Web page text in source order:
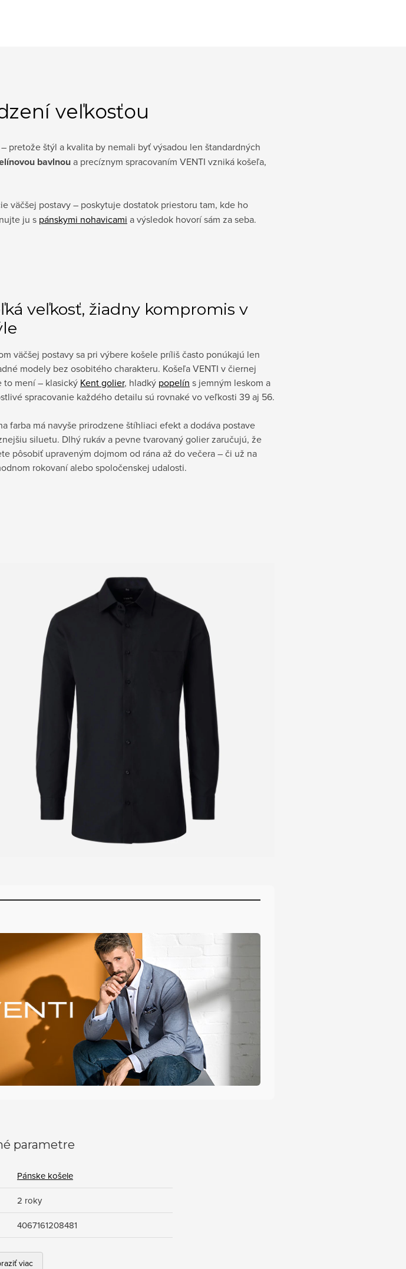
veľkosťou
– pretože štýl a kvalita by nemali byť výsadou len štandardných
bavlnoua precíznym spracovaním VENTI vzniká košeľa,
väčšej postavy – poskytuje dostatok priestoru tam, kde ho
ju s pánskymi nohavicami a výsledok hovorí sám za seba.
veľkosť, žiadny kompromis v
väčšej postavy sa pri výbere košele príliš často ponúkajú len
modely bez osobitého charakteru. Košeľa VENTI v čiernej
to mení – klasický Kent golier, hladký popelín s jemným leskom a
spracovanie každého detailu sú rovnaké vo veľkosti 39 aj 56.
farba má navyše prirodzene štíhliaci efekt a dodáva postave
siluetu. Dlhý rukáv a pevne tvarovaný golier zaručujú, že
pôsobiť upraveným dojmom od rána až do večera – či už na
rokovaní alebo spoločenskej udalosti.
parametre
Pánske košele
2 roky
4067161208481
viac